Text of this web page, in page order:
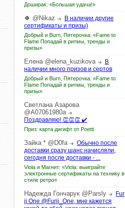
Доширак: «Большая удача!»
🍀 @Nikaz
В наличии другие
сертификаты и призы)
Добрый и Burn, Пятерочка: «Fame to
Flame Попадай в ритмы, тренды и
призы»
Елена @elena_kuzikova
В
наличии много призов и сертов
Добрый и Burn, Пятерочка: «Fame to
Flame Попадай в ритмы, тренды и
призы»
Светлана Азарова
@A07061980a
Поздравляю! 👏👏👏 ✔️
Приз: карта дигифт от Poetti
Зайка * @D0fa
Обычно после
доставки сразу шанс начисляли,
сегодня после доставки - ...
Viola и Магнит: «Viola: выиграйте
электронные сертификаты на технику в
стиле ретро»
Надежда Гончарук @Parsly
Fur
ij One @Furij_One, мне кажется